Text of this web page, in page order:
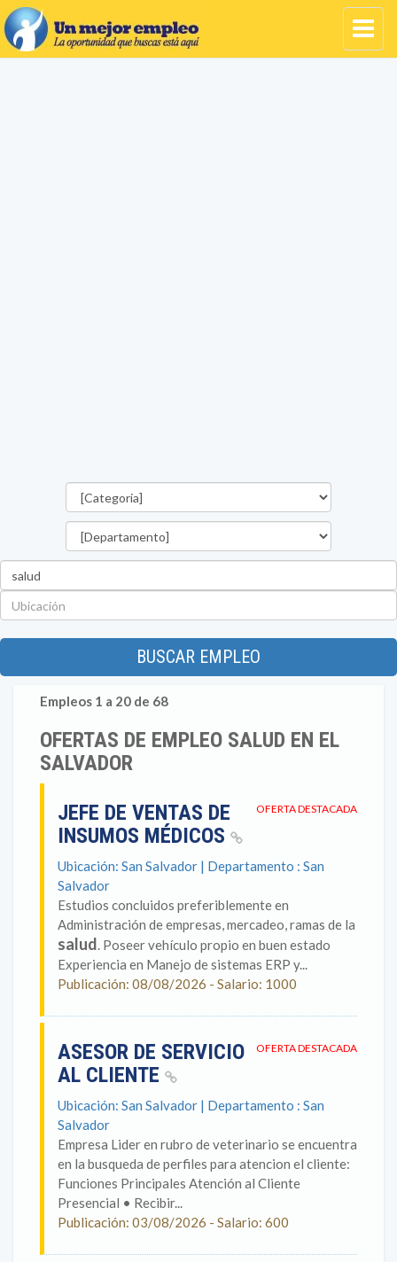
BUSCAR EMPLEO
Empleos 1 a 20 de 68
OFERTAS DE EMPLEO SALUD EN EL
SALVADOR
OFERTA DESTACADA
JEFE DE VENTAS DE
INSUMOS MÉDICOS
Ubicación: San Salvador | Departamento : San
Salvador
Estudios concluidos preferiblemente en
Administración de empresas, mercadeo, ramas de la
salud. Poseer vehículo propio en buen estado
Experiencia en Manejo de sistemas ERP y...
Publicación: 08/08/2026 - Salario: 1000
OFERTA DESTACADA
ASESOR DE SERVICIO
AL CLIENTE
Ubicación: San Salvador | Departamento : San
Salvador
Empresa Lider en rubro de veterinario se encuentra
en la busqueda de perfiles para atencion el cliente:
Funciones Principales Atención al Cliente
Presencial • Recibir...
Publicación: 03/08/2026 - Salario: 600